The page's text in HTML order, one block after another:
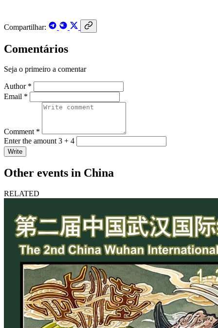
Compartilhar:
Comentários
Seja o primeiro a comentar
Author *
Email *
Comment *
Enter the amount 3 + 4
Write
Other events in China
RELATED